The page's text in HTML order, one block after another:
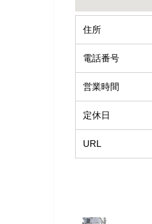
住所
電話番号
営業時間
定休日
URL